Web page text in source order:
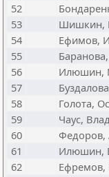
52
53
Шишкин,
54
Ефимов,
55
56
Илюшин,
57
58
Голота,
59
Чаус,
60
Федоров,
61
Илюшин,
62
Ефремов,